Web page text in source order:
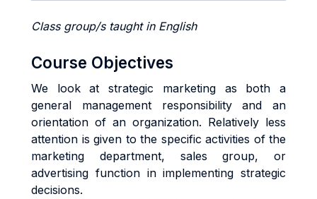
Class group/s taught in English
Course Objectives
We look at strategic marketing as both a
general management responsibility and an
orientation of an organization. Relatively less
attention is given to the specific activities of the
marketing department, sales group, or
advertising function in implementing strategic
decisions.